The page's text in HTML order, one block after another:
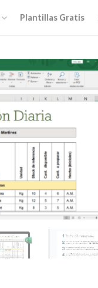
Plantillas Gratis